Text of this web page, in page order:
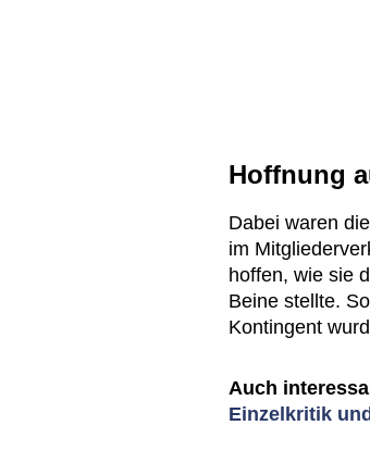
Hoffnung
Dabei waren
im
hoffen, wie sie
Beine stellte.
Kontingent
Auch
Einzelkritik